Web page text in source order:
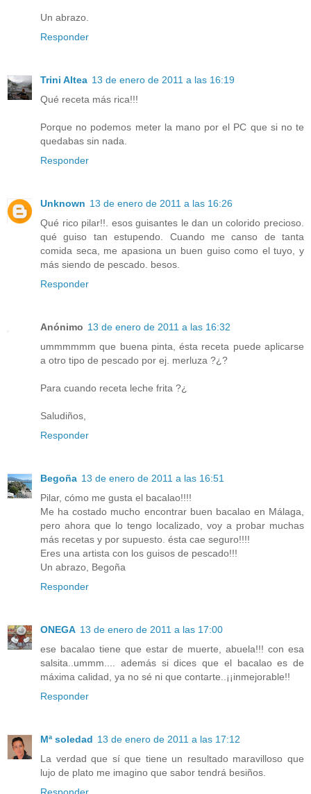
Un abrazo.
Responder
Trini Altea 13 de enero de 2011 a las 16:19
Qué receta más rica!!!
Porque no podemos meter la mano por el PC que si no te
quedabas sin nada.
Responder
Unknown 13 de enero de 2011 a las 16:26
Qué rico pilar!!. esos guisantes le dan un colorido precioso.
qué guiso tan estupendo. Cuando me canso de tanta
comida seca, me apasiona un buen guiso como el tuyo, y
más siendo de pescado. besos.
Responder
Anónimo 13 de enero de 2011 a las 16:32
ummmmmm que buena pinta, ésta receta puede aplicarse
a otro tipo de pescado por ej. merluza ?¿?
Para cuando receta leche frita ?¿
Saludiños,
Responder
Begoña 13 de enero de 2011 a las 16:51
Pilar, cómo me gusta el bacalao!!!!
Me ha costado mucho encontrar buen bacalao en Málaga,
pero ahora que lo tengo localizado, voy a probar muchas
más recetas y por supuesto. ésta cae seguro!!!!
Eres una artista con los guisos de pescado!!!
Un abrazo, Begoña
Responder
ONEGA 13 de enero de 2011 a las 17:00
ese bacalao tiene que estar de muerte, abuela!!! con esa
salsita..ummm.... además si dices que el bacalao es de
máxima calidad, ya no sé ni que contarte..¡¡inmejorable!!
Responder
Mª soledad 13 de enero de 2011 a las 17:12
La verdad que sí que tiene un resultado maravilloso que
lujo de plato me imagino que sabor tendrá besiños.